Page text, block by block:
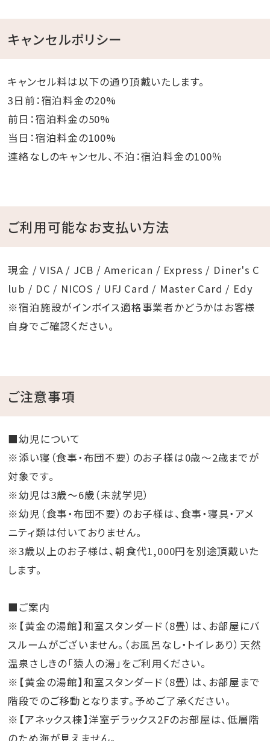
キャンセルポリシー
キャンセル料は以下の通り頂戴いたします。
3日前：宿泊料金の20%
前日：宿泊料金の50%
当日：宿泊料金の100%
連絡なしのキャンセル、不泊：宿泊料金の100％
ご利用可能なお支払い方法
現金 / VISA / JCB / American / Express / Diner's C
lub / DC / NICOS / UFJ Card / Master Card / Edy
※宿泊施設がインボイス適格事業者かどうかはお客様
自身でご確認ください。
ご注意事項
■幼児について
※添い寝（食事・布団不要）のお子様は0歳～2歳までが
対象です。
※幼児は3歳～6歳（未就学児）
※幼児（食事・布団不要）のお子様は、食事・寝具・アメ
ニティ類は付いておりません。
※3歳以上のお子様は、朝食代1,000円を別途頂戴いた
します。
■ご案内
※【黄金の湯館】和室スタンダード（8畳）は、お部屋にバ
スルームがございません。（お風呂なし・トイレあり）天然
温泉さしきの「猿人の湯」をご利用ください。
※【黄金の湯館】和室スタンダード（8畳）は、お部屋まで
階段でのご移動となります。予めご了承ください。
※【アネックス棟】洋室デラックス2Fのお部屋は、低層階